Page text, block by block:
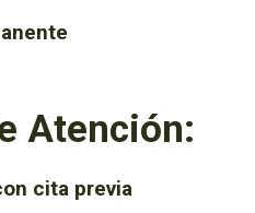
Atención:
cita previa